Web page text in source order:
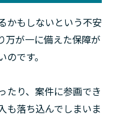
かもしないという不安
万が一に備えた保障が
です。
たり、案件に参画でき
も落ち込んでしまいま